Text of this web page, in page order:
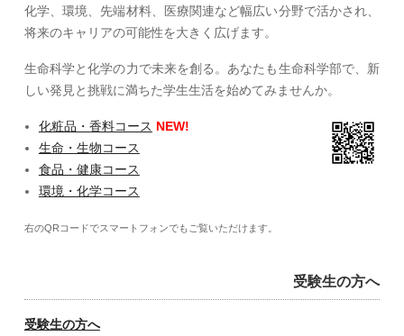
化学、環境、先端材料、医療関連など幅広い分野で活かされ、
将来のキャリアの可能性を大きく広げます。
生命科学と化学の力で未来を創る。あなたも生命科学部で、新
しい発見と挑戦に満ちた学生生活を始めてみませんか。
化粧品・香料コース NEW!
生命・生物コース
食品・健康コース
環境・化学コース
右のQRコードでスマートフォンでもご覧いただけます。
受験生の方へ
受験生の方へ